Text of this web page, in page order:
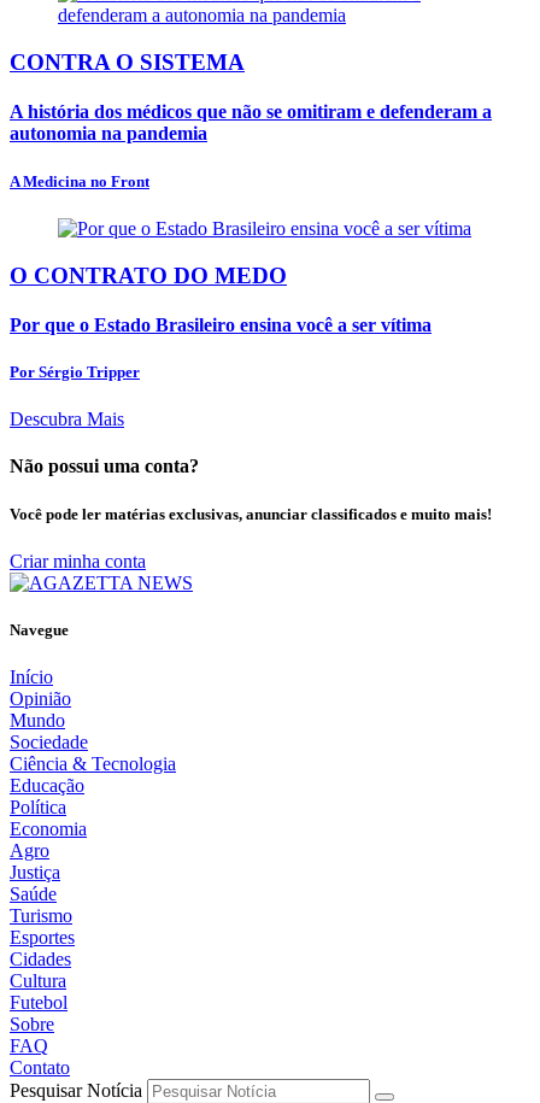
CONTRA O SISTEMA
A história dos médicos que não se omitiram e defenderam a
autonomia na pandemia
A Medicina no Front
O CONTRATO DO MEDO
Por que o Estado Brasileiro ensina você a ser vítima
Por Sérgio Tripper
Descubra Mais
Não possui uma conta?
Você pode ler matérias exclusivas, anunciar classificados e muito mais!
Criar minha conta
Navegue
Início
Opinião
Mundo
Sociedade
Ciência & Tecnologia
Educação
Política
Economia
Agro
Justiça
Saúde
Turismo
Esportes
Cidades
Cultura
Futebol
Sobre
FAQ
Contato
Pesquisar Notícia